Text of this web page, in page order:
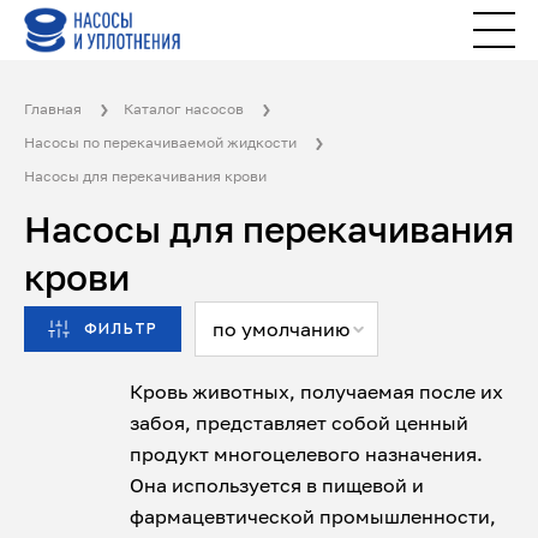
Главная
Каталог насосов
Насосы по перекачиваемой жидкости
Насосы для перекачивания крови
Насосы для перекачивания
крови
ФИЛЬТР по умолчанию
Кровь животных, получаемая после их
забоя, представляет собой ценный
продукт многоцелевого назначения.
Она используется в пищевой и
фармацевтической промышленности,